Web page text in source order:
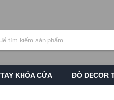
TAY KHÓA CỬA ĐỒ DECOR